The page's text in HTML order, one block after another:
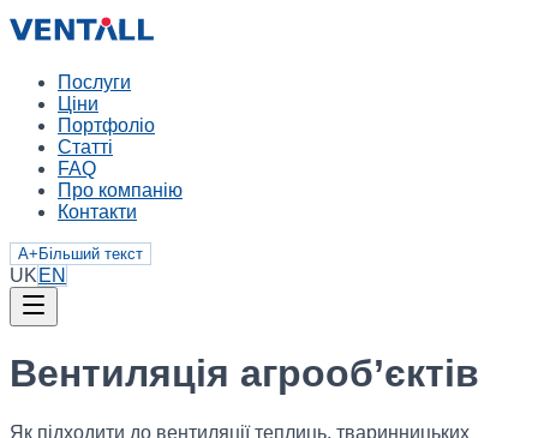
Послуги
Ціни
Портфоліо
Статті
FAQ
Про компанію
Контакти
A+ Більший текст
UK EN
Вентиляція агрооб’єктів
Як підходити до вентиляції теплиць, тваринницьких